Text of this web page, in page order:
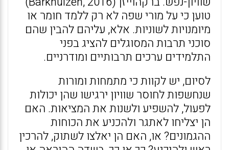
טוען כי על מורי שפה לא רק ללמד חומר או
מיומנויות לשוניות. אלא, עליהם להבין שהם
סוכני תרבות המסוגלים להציג בפני
התלמידים ערכים תרבותיים ומודרניים.
לסיום, יש לקוות כי מתמחות ומורות
שנחשפות לחוסר שוויון ירגישו שהן יכולות
לפעול, להשפיע ולשנות את המציאות. האם
הן יצליחו לאתגר ולהכניע את הכוחות
ההגמונים? או, האם הן יאלצו לשתוק, להרכין